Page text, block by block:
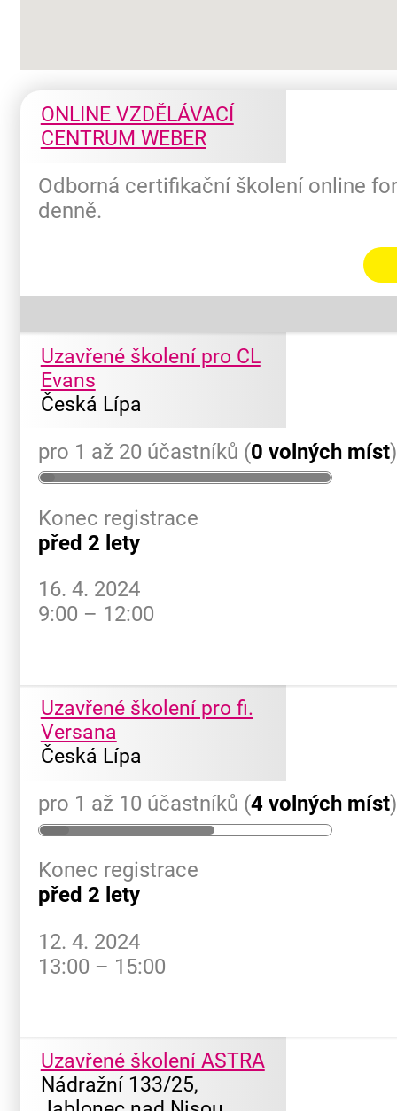
ONLINE VZDĚLÁVACÍ
CENTRUM WEBER
Odborná certifikační školení online
denně.
Uzavřené školení pro CL
Evans
Česká Lípa
pro 1 až 20 účastníků (0 volných míst)
Konec registrace
před 2 lety
16. 4. 2024
9:00 – 12:00
Uzavřené školení pro fi.
Versana
Česká Lípa
pro 1 až 10 účastníků (4 volných míst)
Konec registrace
před 2 lety
12. 4. 2024
13:00 – 15:00
Uzavřené školení ASTRA
Nádražní 133/25,